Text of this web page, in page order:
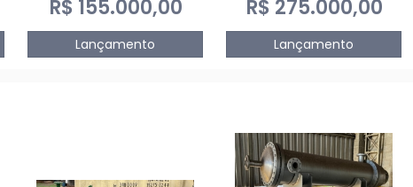
R$ 155.000,00
Lançamento
R$ 275.000,00
Lançamento